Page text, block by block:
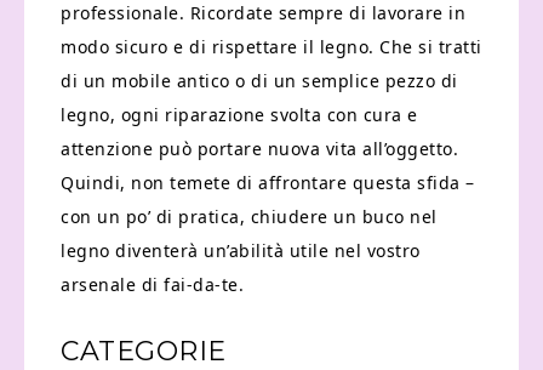
professionale. Ricordate sempre di lavorare in
modo sicuro e di rispettare il legno. Che si tratti
di un mobile antico o di un semplice pezzo di
legno, ogni riparazione svolta con cura e
attenzione può portare nuova vita all’oggetto.
Quindi, non temete di affrontare questa sfida –
con un po’ di pratica, chiudere un buco nel
legno diventerà un’abilità utile nel vostro
arsenale di fai-da-te.
CATEGORIE